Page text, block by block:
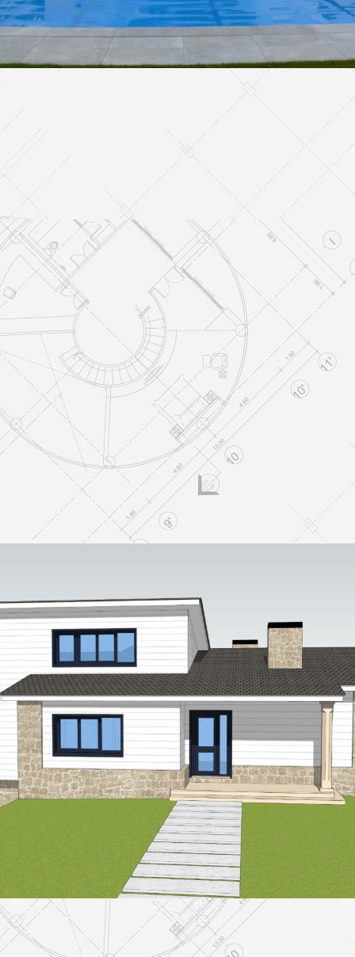
VIVIENDAS UNIFAMILIARES
Vivienda unifamiliar
VIVIENDAS UNIFAMILIARES
Vivienda Unifamiliar